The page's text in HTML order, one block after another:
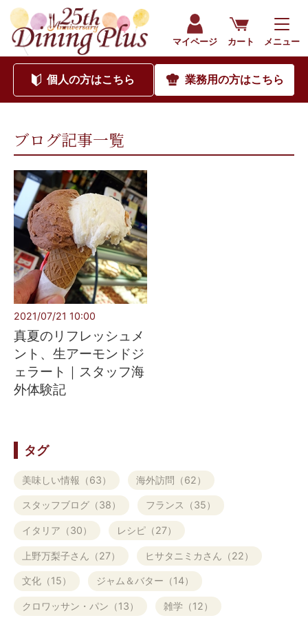
マイページ カート メニュー
個人の方はこちら 業務用の方はこちら
ブログ記事一覧
2021/07/21 10:00
真夏のリフレッシュメ
ント、生アーモンドジ
ェラート｜スタッフ海
外体験記
タグ
美味しい情報（63） 海外訪問（62）
スタッフブログ（38） フランス（35）
イタリア（30） レシピ（27）
上野万梨子さん（27） ヒサタニミカさん（22）
文化（15） ジャム＆バター（14）
クロワッサン・パン（13） 雑学（12）